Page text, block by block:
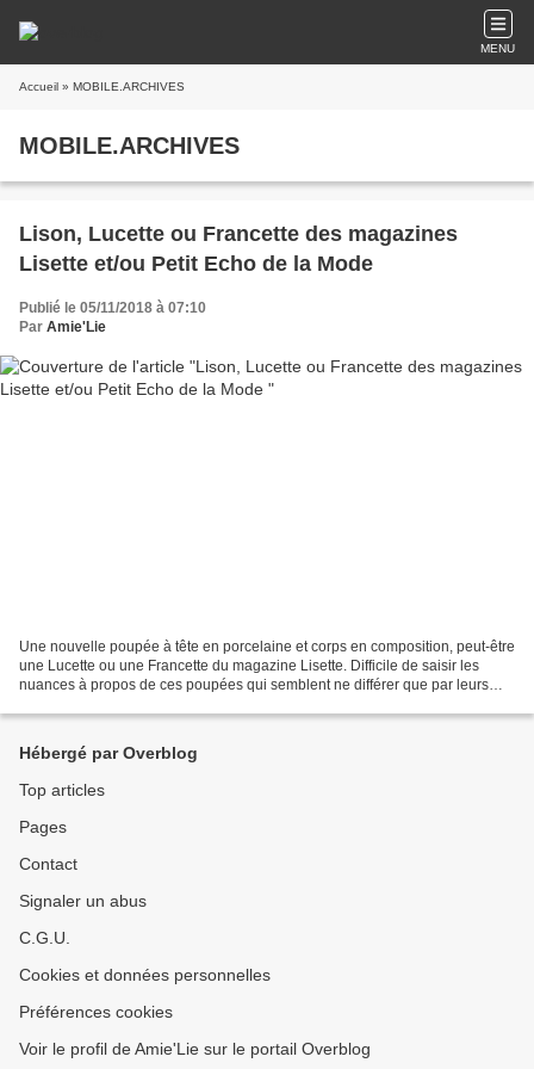
MENU
Accueil » MOBILE.ARCHIVES
MOBILE.ARCHIVES
Lison, Lucette ou Francette des magazines
Lisette et/ou Petit Echo de la Mode
Publié le 05/11/2018 à 07:10
Par Amie'Lie
Une nouvelle poupée à tête en porcelaine et corps en composition, peut-être
une Lucette ou une Francette du magazine Lisette. Difficile de saisir les
nuances à propos de ces poupées qui semblent ne différer que par leurs
Hébergé par Overblog
Top articles
Pages
Contact
Signaler un abus
C.G.U.
Cookies et données personnelles
Préférences cookies
Voir le profil de Amie'Lie sur le portail Overblog